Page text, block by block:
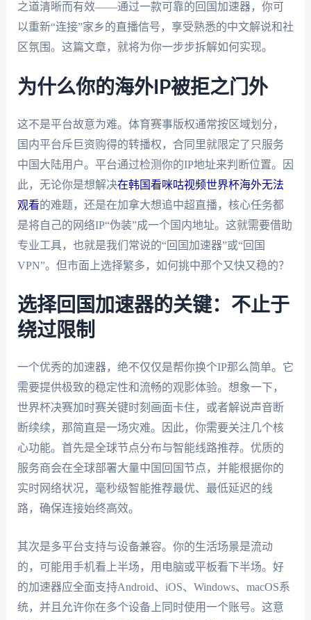
之道清晰而有效——通过一款可靠的回国加速器，你可
以重新“连接”家乡的直播信号，享受熟悉的中文解说和社
区氛围。这篇文章，就将为你一步步拆解如何实现。
为什么你的海外IP被拒之门外
这不是平台故意为难。体育赛事版权通常按区域划分，
国内平台斥巨资购得的转播权，合同里就限定了只服务
中国大陆用户。平台通过检测你的IP地址来判断位置。因
此，无论你是想解决在韩国看咪咕视频世界杯海外无法
观看的难题，还是在加拿大想追中超直播，核心任务都
是将自己的网络IP“伪装”成一个国内地址。这就需要借助
专业工具，也就是我们常说的“回国加速器”或“回国
VPN”。但市面上选择繁多，如何挑中那个又快又稳的？
选择回国加速器的关键：不止于
绕过限制
一个优秀的加速器，绝不仅仅是帮你换个IP那么简单。它
需要提供极致的稳定性和流畅的观影体验。想象一下，
世界杯决赛加时赛关键时刻画面卡住，或者解说声音断
断续续，那简直是一场灾难。因此，你需要关注几个核
心功能。首先是全球节点分布与智能线路推荐。优质的
服务商会在全球部署大量中国回国节点，并能根据你的
实时网络状况，毫秒级智能推荐最优、最低延迟的线
路，确保连接始终高效。
其次是多平台支持与设备兼容。你的生活场景是流动
的，可能用手机看上半场，用电脑或平板看下半场。好
的加速器应全面支持Android、iOS、Windows、macOS系
统，并且允许你在多个设备上同时使用一个账号。这意